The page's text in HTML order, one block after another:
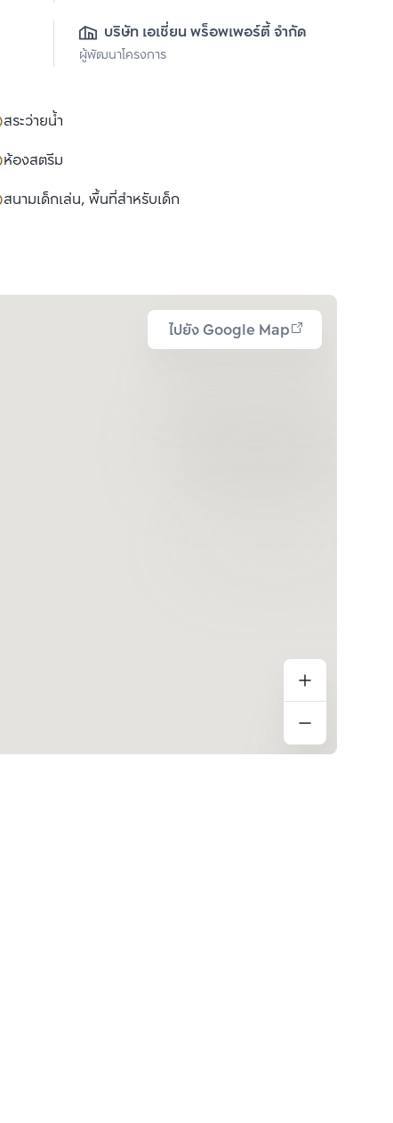
บริษัท เอเชี่ยน พร็อพเพอร์ตี้ จำกัด
ผู้พัฒนาโครงการ
สระว่ายน้ำ
ห้องสตรีม
สนามเด็กเล่น, พื้นที่สำหรับเด็ก
ไปยัง Google Map